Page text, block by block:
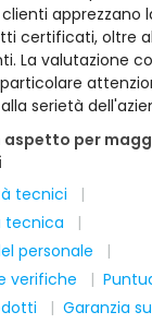
apprezzano
certificati, oltre
La valutazione
serietà
aspetto per
tecnici
tecnica
personale
verifiche
Garanzia